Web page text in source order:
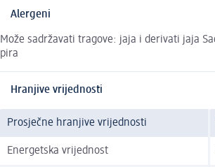
Alergeni
Može sadržavati tragove: jaja i derivati jaja
pira
Hranjive vrijednosti
Prosječne hranjive vrijednosti
Energetska vrijednost